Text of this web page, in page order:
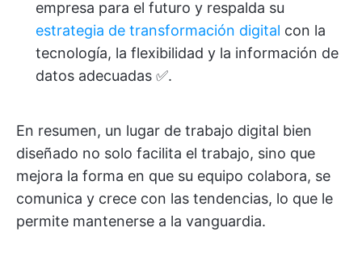
empresa para el futuro y respalda su
estrategia de transformación digital con la
tecnología, la flexibilidad y la información de
datos adecuadas ✅.
En resumen, un lugar de trabajo digital bien
diseñado no solo facilita el trabajo, sino que
mejora la forma en que su equipo colabora, se
comunica y crece con las tendencias, lo que le
permite mantenerse a la vanguardia.